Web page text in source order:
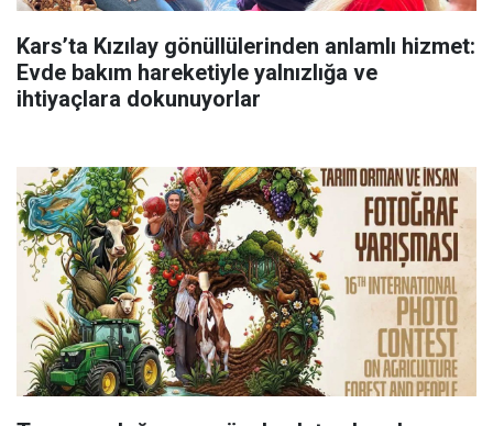
Kars’ta Kızılay gönüllülerinden anlamlı hizmet:
Evde bakım hareketiyle yalnızlığa ve
ihtiyaçlara dokunuyorlar